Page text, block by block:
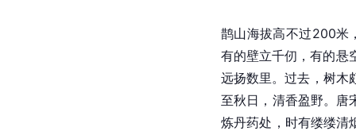
鹊山海拔高不过200米
有的壁立千仞 ，有的悬
远扬数里。过去，树木
至秋日，清香盈野。唐
炼丹药处，时有缕缕清